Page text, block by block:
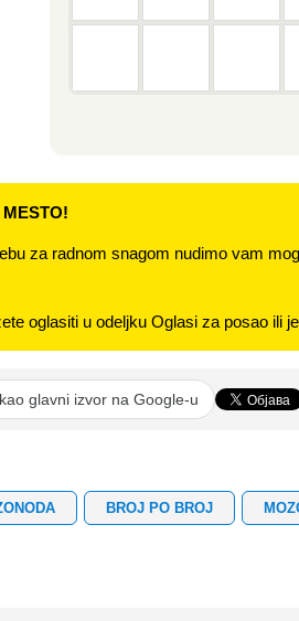
za radnom snagom nudimo vam
oglasiti u odeljku Oglasi za posao ili
glavni izvor na Google-u
BROJ PO BROJ